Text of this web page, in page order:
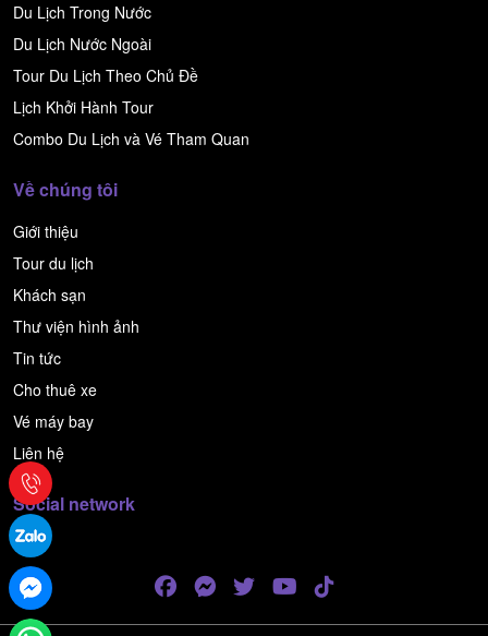
Du Lịch Trong Nước
Du Lịch Nước Ngoài
Tour Du Lịch Theo Chủ Đề
Lịch Khởi Hành Tour
Combo Du Lịch và Vé Tham Quan
Về chúng tôi
Giới thiệu
Tour du lịch
Khách sạn
Thư viện hình ảnh
Tin tức
Cho thuê xe
Vé máy bay
Liên hệ
Social network